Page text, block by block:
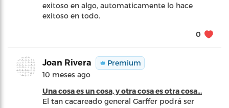
exitoso en algo, automaticamente lo hace
exitoso en todo.
0
Joan Rivera
Premium
10 meses ago
Una cosa es un cosa, y otra cosa es otra cosa...
El tan cacareado general Garffer podrá ser